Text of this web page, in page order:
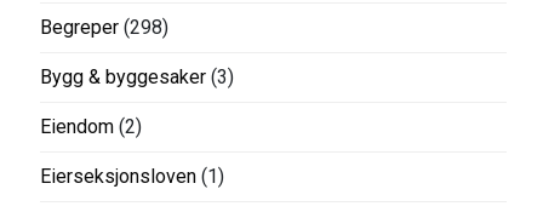
Begreper (298)
Bygg & byggesaker (3)
Eiendom (2)
Eierseksjonsloven (1)